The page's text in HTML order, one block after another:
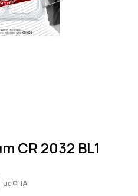
CR 2032 BL1
με ΦΠΑ